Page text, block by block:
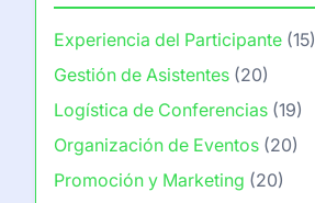
Experiencia del Participante (15)
Gestión de Asistentes (20)
Logística de Conferencias (19)
Organización de Eventos (20)
Promoción y Marketing (20)